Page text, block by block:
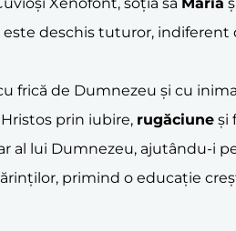
deschis tuturor, indiferent
frică de Dumnezeu și cu
prin iubire, rugăciune și
al lui Dumnezeu, ajutându-i
primind o educație